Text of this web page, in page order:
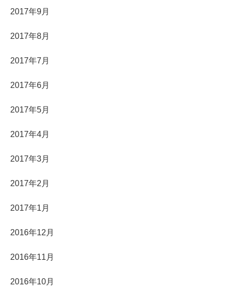
2017年9月
2017年8月
2017年7月
2017年6月
2017年5月
2017年4月
2017年3月
2017年2月
2017年1月
2016年12月
2016年11月
2016年10月